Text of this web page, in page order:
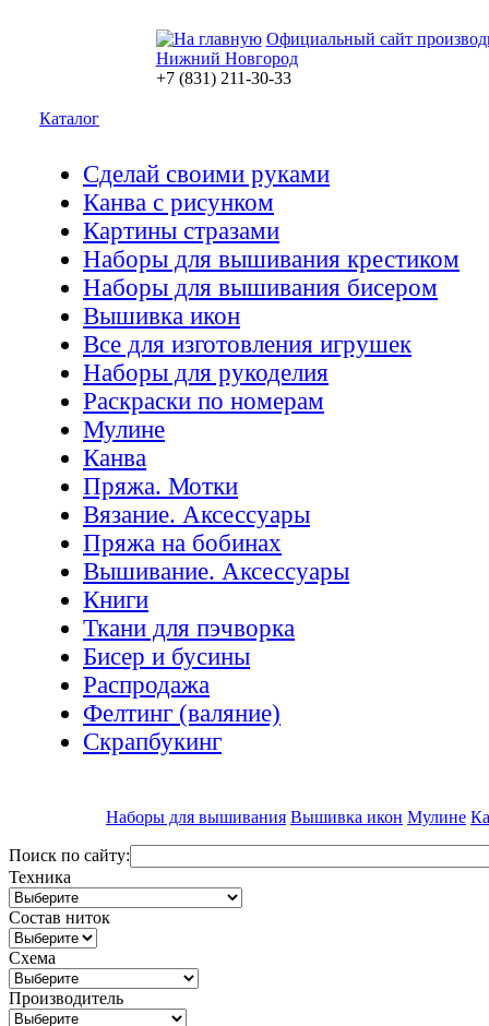
Официальный сайт
Нижний Новгород
+7 (831) 211-30-33
Каталог
Сделай своими руками
Канва с рисунком
Картины стразами
Наборы для вышивания крестиком
Наборы для вышивания бисером
Вышивка икон
Все для изготовления игрушек
Наборы для рукоделия
Раскраски по номерам
Мулине
Канва
Пряжа. Мотки
Вязание. Аксессуары
Пряжа на бобинах
Вышивание. Аксессуары
Книги
Ткани для пэчворка
Бисер и бусины
Распродажа
Фелтинг (валяние)
Скрапбукинг
Наборы для вышивания Вышивка икон Мулине
Поиск по сайту:
Техника
Состав ниток
Схема
Производитель